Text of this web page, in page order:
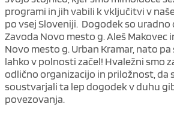
programi in jih vabili k vključitvi v
po vsej Sloveniji. Dogodek so
Zavoda Novo mesto g. Aleš Makovec
Novo mesto g. Urban Kramar, nato
lahko v polnosti začel! Hvaležni smo
odlično organizacijo in priložnost, da
soustvarjali ta lep dogodek v duhu
povezovanja.